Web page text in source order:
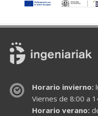
Horario invierno:
Viernes de 8:00 a
Horario verano: